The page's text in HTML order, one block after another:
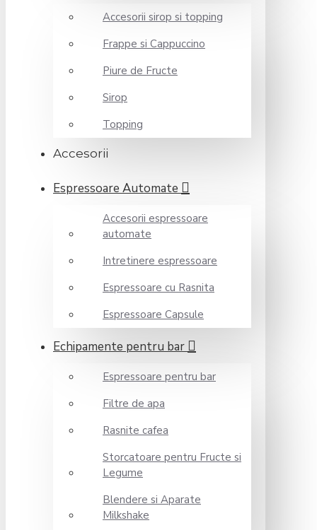
Accesorii sirop si topping
Frappe si Cappuccino
Piure de Fructe
Sirop
Topping
Accesorii
Espressoare Automate
Accesorii espressoare
automate
Intretinere espressoare
Espressoare cu Rasnita
Espressoare Capsule
Echipamente pentru bar
Espressoare pentru bar
Filtre de apa
Rasnite cafea
Storcatoare pentru Fructe si
Legume
Blendere si Aparate
Milkshake